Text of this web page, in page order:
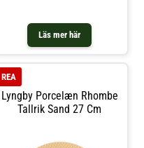
Läs mer här
Lyngby Porcelæn Rhombe
Tallrik Sand 27 Cm
REA